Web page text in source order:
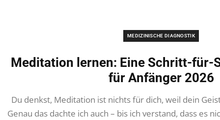
MEDIZINISCHE DIAGNOSTIK
Meditation lernen: Eine Schritt-für-
für Anfänger 2026
Du denkst, Meditation ist nichts für dich, weil dein
Genau das dachte ich auch – bis ich verstand, dass es